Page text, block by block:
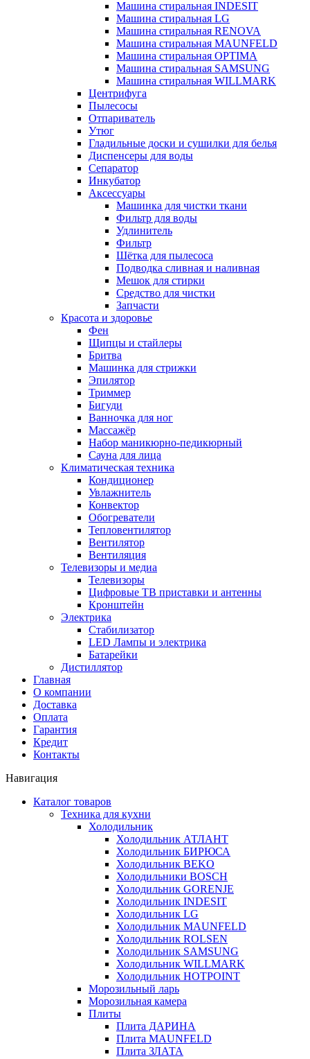
Машина стиральная INDESIT
Машина стиральная LG
Машина стиральная RENOVA
Машина стиральная MAUNFELD
Машина стиральная OPTIMA
Машина стиральная SAMSUNG
Машина стиральная WILLMARK
Центрифуга
Пылесосы
Отпариватель
Утюг
Гладильные доски и сушилки для белья
Диспенсеры для воды
Сепаратор
Инкубатор
Аксессуары
Машинка для чистки ткани
Фильтр для воды
Удлинитель
Фильтр
Шётка для пылесоса
Подводка сливная и наливная
Мешок для стирки
Средство для чистки
Запчасти
Красота и здоровье
Фен
Щипцы и стайлеры
Бритва
Машинка для стрижки
Эпилятор
Триммер
Бигуди
Ванночка для ног
Массажёр
Набор маникюрно-педикюрный
Сауна для лица
Климатическая техника
Кондиционер
Увлажнитель
Конвектор
Обогреватели
Тепловентилятор
Вентилятор
Вентиляция
Телевизоры и медиа
Телевизоры
Цифровые ТВ приставки и антенны
Кронштейн
Электрика
Стабилизатор
LED Лампы и электрика
Батарейки
Дистиллятор
Главная
О компании
Доставка
Оплата
Гарантия
Кредит
Контакты
Навигация
Каталог товаров
Техника для кухни
Холодильник
Холодильник АТЛАНТ
Холодильник БИРЮСА
Холодильник BEKO
Холодильники BOSCH
Холодильник GORENJE
Холодильник INDESIT
Холодильник LG
Холодильник MAUNFELD
Холодильник ROLSEN
Холодильник SAMSUNG
Холодильник WILLMARK
Холодильник HOTPOINT
Морозильный ларь
Морозильная камера
Плиты
Плита ДАРИНА
Плита MAUNFELD
Плита ЗЛАТА